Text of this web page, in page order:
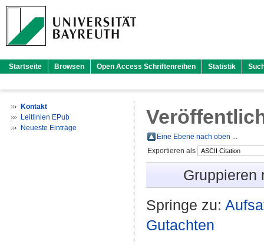
Startseite Browsen Open Access Schriftenreihen Statistik
Kontakt
Leitlinien EPub
Neueste Einträge
Eine Ebene nach oben ...
Exportieren als
Gruppieren
Springe zu:
Gutachten